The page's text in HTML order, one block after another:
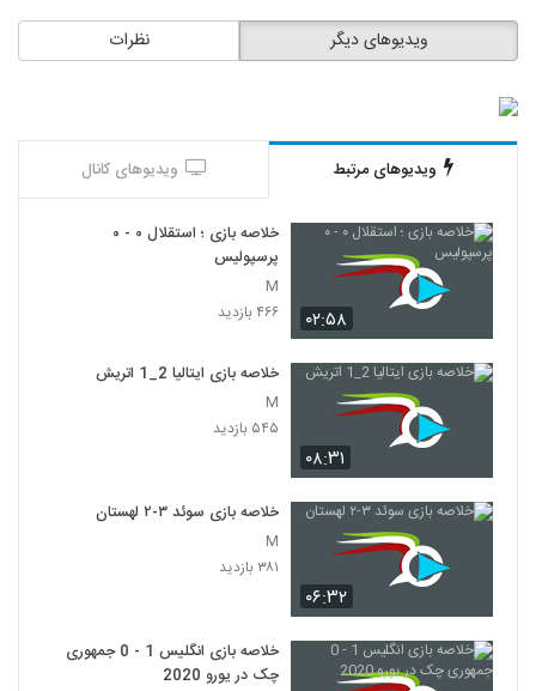
نظرات ویدیوهای دیگر
ویدیوهای مرتبط ویدیوهای کانال
۰۲:۵۸
خلاصه بازی ؛ استقلال ۰ - ۰
پرسپولیس
M
۴۶۶ بازدید
۰۸:۳۱
خلاصه بازی ایتالیا 2_1 اتريش
M
۵۴۵ بازدید
۰۶:۳۲
خلاصه بازی سوئد ۳-۲ لهستان
M
۳۸۱ بازدید
خلاصه بازی انگلیس 1 - 0 جمهوری
چک در یورو 2020